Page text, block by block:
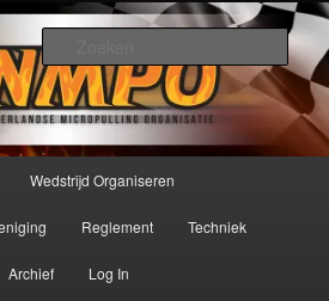
MicroPulling
ter wereld!
Wedstrijd Organiseren
Reglement Techniek
Archief Log In